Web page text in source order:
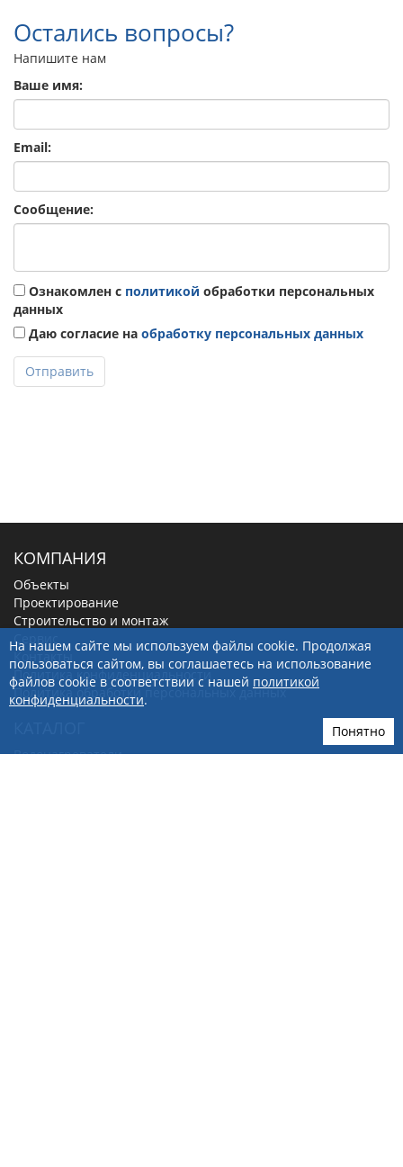
Остались вопросы?
Напишите нам
Ваше имя:
Email:
Сообщение:
Ознакомлен с политикой обработки персональных
данных
Даю согласие на обработку персональных данных
Отправить
КОМПАНИЯ
Объекты
Проектирование
Строительство и монтаж
Сервис
Контакты
Политика конфиденциальности
Политика обработки персональных данных
Водонагреватели
На нашем сайте мы используем файлы cookie. Продолжая
пользоваться сайтом, вы соглашаетесь на использование
файлов cookie в соответствии с нашей политикой
конфиденциальности.
Понятно